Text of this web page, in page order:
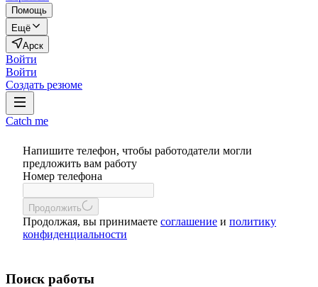
Помощь
Ещё
Арск
Войти
Войти
Создать резюме
Catch me
Напишите телефон, чтобы работодатели могли
предложить вам работу
Номер телефона
Продолжить
Продолжая, вы принимаете соглашение и политику
конфиденциальности
Поиск работы